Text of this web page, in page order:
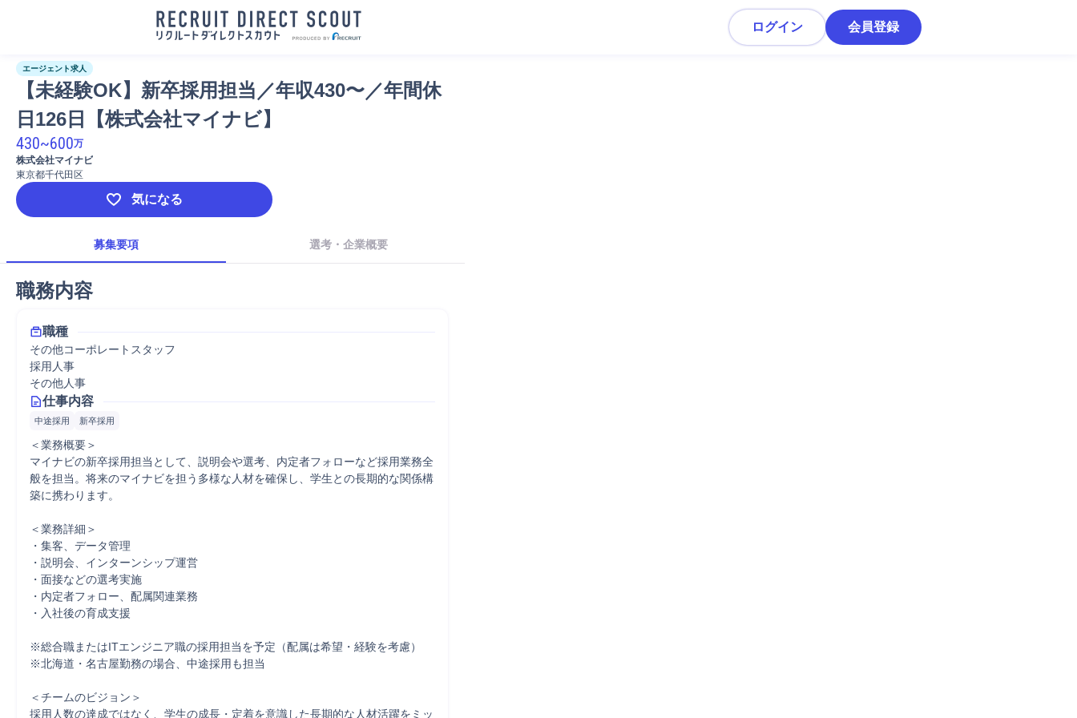
ログイン 会員登録
エージェント求人
【未経験OK】新卒採用担当／年収430〜／年間休
日126日【株式会社マイナビ】
430~600万
株式会社マイナビ
東京都千代田区
気になる
募集要項 選考・企業概要
職務内容
職種
その他コーポレートスタッフ
採用人事
その他人事
仕事内容
中途採用 新卒採用
＜業務概要＞
マイナビの新卒採用担当として、説明会や選考、内定者フォローなど採用業務全
般を担当。将来のマイナビを担う多様な人材を確保し、学生との長期的な関係構
築に携わります。
＜業務詳細＞
・集客、データ管理
・説明会、インターンシップ運営
・面接などの選考実施
・内定者フォロー、配属関連業務
・入社後の育成支援
※総合職またはITエンジニア職の採用担当を予定（配属は希望・経験を考慮）
※北海道・名古屋勤務の場合、中途採用も担当
＜チームのビジョン＞
採用人数の達成ではなく、学生の成長・定着を意識した長期的な人材活躍をミッ